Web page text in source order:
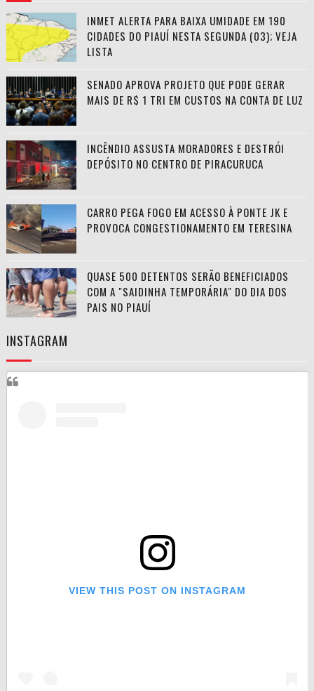
INMET ALERTA PARA BAIXA UMIDADE EM 190
CIDADES DO PIAUÍ NESTA SEGUNDA (03); VEJA
LISTA
SENADO APROVA PROJETO QUE PODE GERAR
MAIS DE R$ 1 TRI EM CUSTOS NA CONTA DE LUZ
INCÊNDIO ASSUSTA MORADORES E DESTRÓI
DEPÓSITO NO CENTRO DE PIRACURUCA
CARRO PEGA FOGO EM ACESSO À PONTE JK E
PROVOCA CONGESTIONAMENTO EM TERESINA
QUASE 500 DETENTOS SERÃO BENEFICIADOS
COM A "SAIDINHA TEMPORÁRIA" DO DIA DOS
PAIS NO PIAUÍ
INSTAGRAM
VIEW THIS POST ON INSTAGRAM